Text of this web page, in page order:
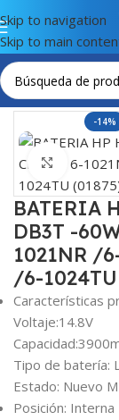
Skip to navigation
Skip to main
Inicio BATERÍAS
-14%
Haga
BATERIA
DB3T -
1021NR /
/6-
Características
Voltaje:14.8V
Tipo de batería:
Estado: Nuevo
Posición: Interna